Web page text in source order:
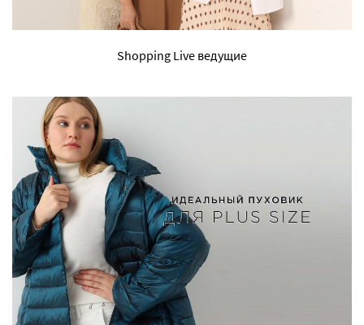
Shopping Live ведущие